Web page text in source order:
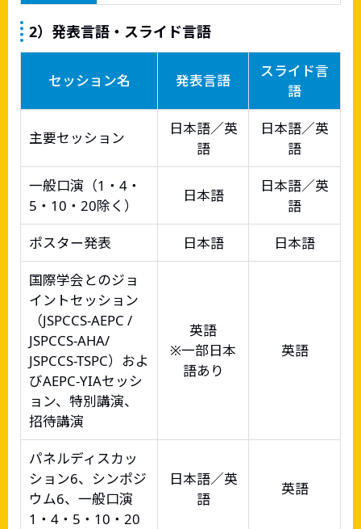
2）発表言語・スライド言語
セッション名 発表言語
スライド言
語
主要セッション
日本語／英
語
日本語／英
語
一般口演（1・4・
5・10・20除く）
日本語
日本語／英
語
ポスター発表
日本語
日本語
国際学会とのジョ
イントセッション
（JSPCCS-AEPC /
JSPCCS-AHA/
JSPCCS-TSPC）およ
びAEPC-YIAセッシ
ョン、特別講演、
招待講演
英語
※一部日本
語あり
英語
パネルディスカッ
ション6、シンポジ
ウム6、一般口演
1・4・5・10・20
日本語／英
語
英語